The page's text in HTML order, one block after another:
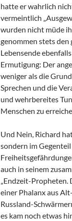
hatte er wahrlich
vermeintlich
wurden nicht müde
genommen stets den
Lebensende
Ermutigung: Der
weniger als die
Sprechen und die
und wehrbereites
Menschen zu
Und Nein, Richard
sondern im
auch in seinem
„Endzeit-
einer Phalanx aus
Russland-
es kam noch etwas